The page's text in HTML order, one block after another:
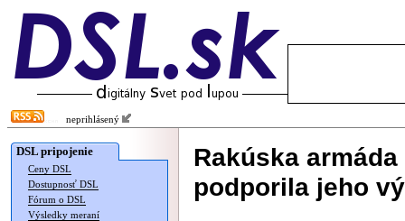
neprihlásený
DSL pripojenie
Ceny DSL
Dostupnosť DSL
Fórum o DSL
Výsledky meraní
Rakúska
podporila jeho